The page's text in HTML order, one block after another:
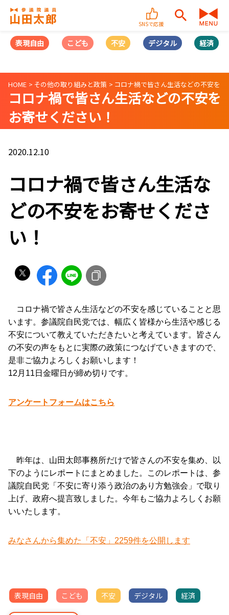
SNSで応援
表現自由 こども 不安 デジタル 経済
HOME その他の取り組みと政策 コロナ禍で皆さん生活などの不安を
コロナ禍で皆さん生活などの不安を
お寄せください！
2020.12.10
コロナ禍で皆さん生活な
どの不安をお寄せくださ
い！
コロナ禍で皆さん生活などの不安を感じていることと思
います。参議院自民党では、幅広く皆様から生活や感じる
不安について教えていただきたいと考えています。皆さん
の不安の声をもとに実際の政策につなげていきますので、
是非ご協力よろしくお願いします！
12月11日金曜日が締め切りです。
アンケートフォームはこちら
昨年は、山田太郎事務所だけで皆さんの不安を集め、以
下のようにレポートにまとめました。このレポートは、参
議院自民党「不安に寄り添う政治のあり方勉強会」で取り
上げ、政府へ提言致しました。今年もご協力よろしくお願
いいたします。
みなさんから集めた「不安」2259件を公開します
表現自由 こども 不安 デジタル 経済